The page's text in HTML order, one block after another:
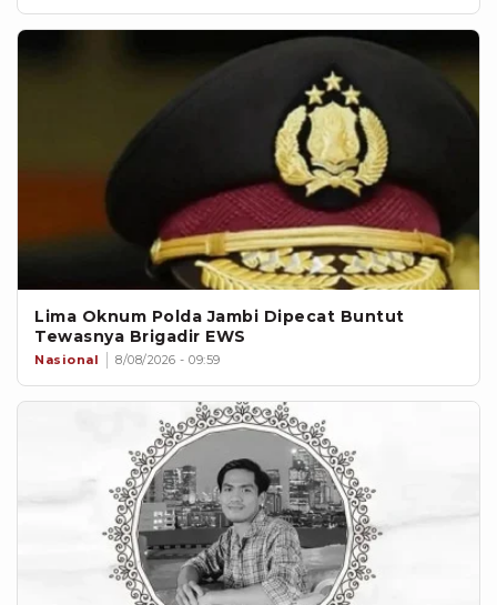
Lima Oknum Polda Jambi Dipecat Buntut
Tewasnya Brigadir EWS
Nasional 8/08/2026 - 09:59